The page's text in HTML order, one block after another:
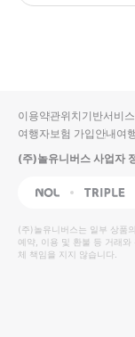
입니
다.
높
은
순
동
영
상
순
상
이용약관위치기반서비
여행자보험 가입안내여
(주)놀유니버스 사업자
NOL Triple
(주)놀유니버스는 일부 상품
예약, 이용 및 환불 등 거래
체 책임을 지지 않습니다.